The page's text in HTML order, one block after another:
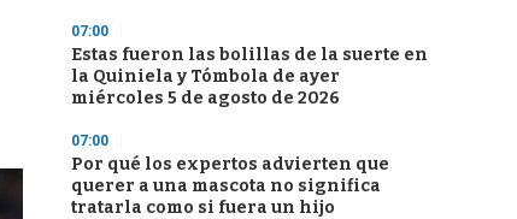
07:00
Estas fueron las bolillas de la suerte en
la Quiniela y Tómbola de ayer
miércoles 5 de agosto de 2026
07:00
Por qué los expertos advierten que
querer a una mascota no significa
tratarla como si fuera un hijo